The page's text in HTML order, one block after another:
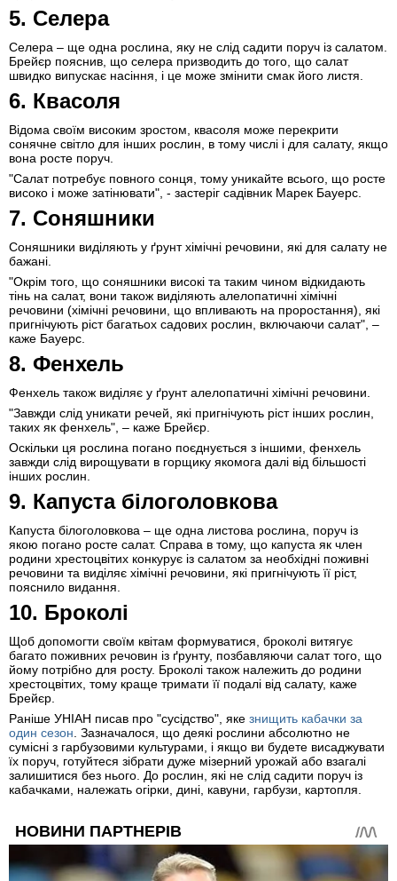
5. Селера
Селера – ще одна рослина, яку не слід садити поруч із салатом.
Брейєр пояснив, що селера призводить до того, що салат
швидко випускає насіння, і це може змінити смак його листя.
6. Квасоля
Відома своїм високим зростом, квасоля може перекрити
сонячне світло для інших рослин, в тому числі і для салату, якщо
вона росте поруч.
"Салат потребує повного сонця, тому уникайте всього, що росте
високо і може затінювати", - застеріг садівник Марек Бауерс.
7. Соняшники
Соняшники виділяють у ґрунт хімічні речовини, які для салату не
бажані.
"Окрім того, що соняшники високі та таким чином відкидають
тінь на салат, вони також виділяють алелопатичні хімічні
речовини (хімічні речовини, що впливають на проростання), які
пригнічують ріст багатьох садових рослин, включаючи салат", –
каже Бауерс.
8. Фенхель
Фенхель також виділяє у ґрунт алелопатичні хімічні речовини.
"Завжди слід уникати речей, які пригнічують ріст інших рослин,
таких як фенхель", – каже Брейєр.
Оскільки ця рослина погано поєднується з іншими, фенхель
завжди слід вирощувати в горщику якомога далі від більшості
інших рослин.
9. Капуста білоголовкова
Капуста білоголовкова – ще одна листова рослина, поруч із
якою погано росте салат. Справа в тому, що капуста як член
родини хрестоцвітих конкурує із салатом за необхідні поживні
речовини та виділяє хімічні речовини, які пригнічують її ріст,
пояснило видання.
10. Броколі
Щоб допомогти своїм квітам формуватися, броколі витягує
багато поживних речовин із ґрунту, позбавляючи салат того, що
йому потрібно для росту. Броколі також належить до родини
хрестоцвітих, тому краще тримати її подалі від салату, каже
Брейєр.
Раніше УНІАН писав про "сусідство", яке знищить кабачки за
один сезон . Зазначалося, що деякі рослини абсолютно не
сумісні з гарбузовими культурами, і якщо ви будете висаджувати
їх поруч, готуйтеся зібрати дуже мізерний урожай або взагалі
залишитися без нього. До рослин, які не слід садити поруч із
кабачками, належать огірки, дині, кавуни, гарбузи, картопля.